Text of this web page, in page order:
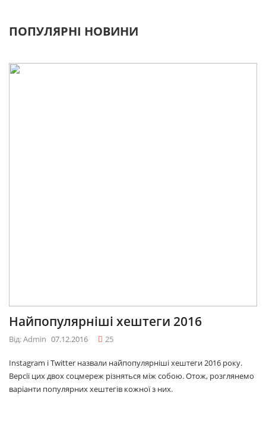
ПОПУЛЯРНІ НОВИНИ
Найпопулярніші хештеги 2016
Від: Admin 07.12.2016 25
Instagram і Twitter назвали найпопулярніші хештеги 2016 року.
Версії цих двох соцмереж різняться між собою. Отож, розглянемо
варіанти популярних хештегів кожної з них.